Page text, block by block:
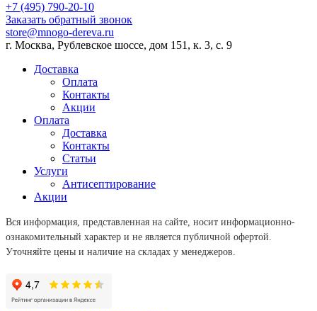
+7 (495) 790-20-10
Заказать обратный звонок
store@mnogo-dereva.ru
г. Москва, Рублевское шоссе, дом 151, к. 3, с. 9
Доставка
Оплата
Контакты
Акции
Оплата
Доставка
Контакты
Статьи
Услуги
Антисептирование
Акции
Вся информация, представленная на сайте, носит информационно-
ознакомительный характер и не является публичной офертой.
Уточняйте цены и наличие на складах у менеджеров.